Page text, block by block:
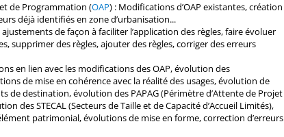
de Programmation (OAP) : Modifications d’OAP existantes, création
déjà identifiés en zone d’urbanisation...
de façon à faciliter l’application des règles, faire évoluer
supprimer des règles, ajouter des règles, corriger des erreurs
en lien avec les modifications des OAP, évolution des
de mise en cohérence avec la réalité des usages, évolution de
de destination, évolution des PAPAG (Périmètre d’Attente de Projet
des STECAL (Secteurs de Taille et de Capacité d’Accueil Limités),
patrimonial, évolutions de mise en forme, correction d’erreurs